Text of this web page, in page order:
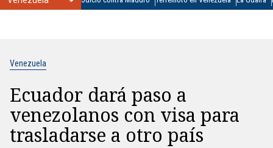
Venezuela
Ecuador dará paso a
venezolanos con visa para
trasladarse a otro país